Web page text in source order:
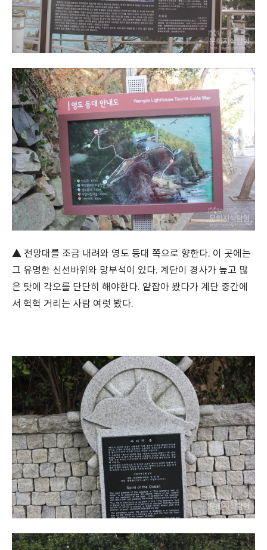
▲ 전망대를 조금 내려와 영도 등대 쪽으로 향한다. 이 곳에는
그 유명한 신선바위와 망부석이 있다. 계단이 경사가 높고 많
은 탓에 각오를 단단히 해야한다. 얕잡아 봤다가 계단 중간에
서 헉헉 거리는 사람 여럿 봤다.